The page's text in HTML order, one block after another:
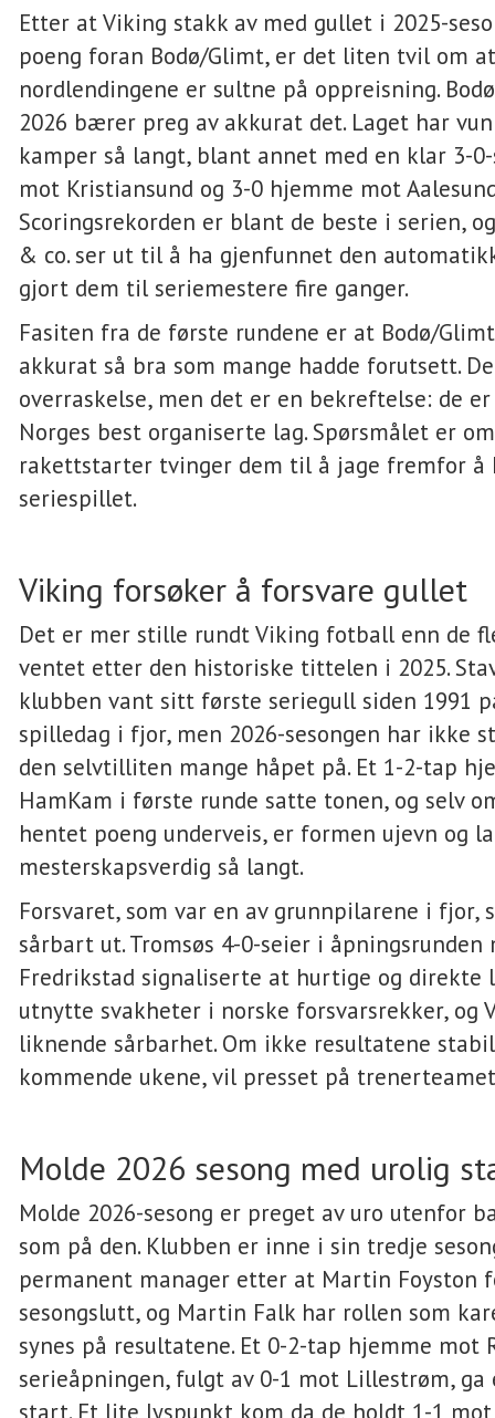
Etter at Viking stakk av med gullet i 2025-
poeng foran Bodø/Glimt, er det liten tvil om at
nordlendingene er sultne på oppreisning.
2026 bærer preg av akkurat det. Laget har
kamper så langt, blant annet med en klar 3-
mot Kristiansund og 3-0 hjemme mot
Scoringsrekorden er blant de beste i serien,
& co. ser ut til å ha gjenfunnet den
gjort dem til seriemestere fire ganger.
Fasiten fra de første rundene er at Bodø/
akkurat så bra som mange hadde forutsett.
overraskelse, men det er en bekreftelse: de
Norges best organiserte lag. Spørsmålet er
rakettstarter tvinger dem til å jage fremfor å
seriespillet.
Viking forsøker å forsvare gullet
Det er mer stille rundt Viking fotball enn de
ventet etter den historiske tittelen i 2025.
klubben vant sitt første seriegull siden 1991
spilledag i fjor, men 2026-sesongen har ikke
den selvtilliten mange håpet på. Et 1-2-tap
HamKam i første runde satte tonen, og selv
hentet poeng underveis, er formen ujevn og
mesterskapsverdig så langt.
Forsvaret, som var en av grunnpilarene i fjor,
sårbart ut. Tromsøs 4-0-seier i åpningsrunden
Fredrikstad signaliserte at hurtige og direkte
utnytte svakheter i norske forsvarsrekker, og
liknende sårbarhet. Om ikke resultatene
kommende ukene, vil presset på
Molde 2026 sesong med urolig
Molde 2026-sesong er preget av uro utenfor
som på den. Klubben er inne i sin tredje
permanent manager etter at Martin Foyston
sesongslutt, og Martin Falk har rollen som
synes på resultatene. Et 0-2-tap hjemme mot
serieåpningen, fulgt av 0-1 mot Lillestrøm, ga
start. Et lite lyspunkt kom da de holdt 1-1